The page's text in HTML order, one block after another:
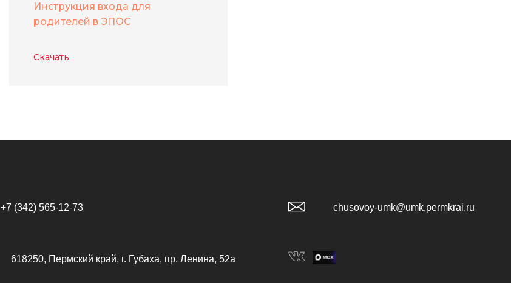
Инструкция входа для
родителей в ЭПОС
Скачать
+7 (342) 565-12-73 chusovoy-umk@umk.permkrai.ru
618250, Пермский край, г. Губаха, пр. Ленина, 52а